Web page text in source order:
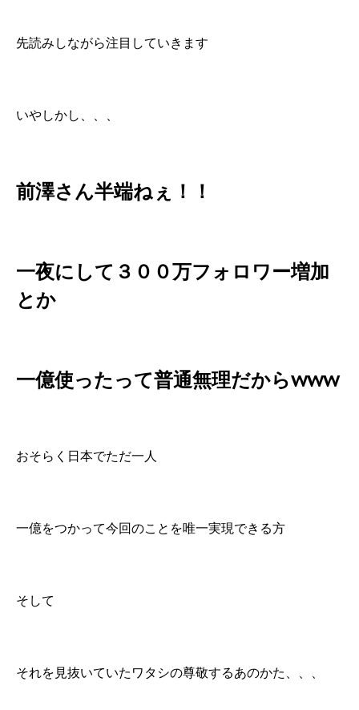
先読みしながら注目していきます
いやしかし、、、
前澤さん半端ねぇ！！
一夜にして３００万フォロワー増加
とか
一億使ったって普通無理だからwww
おそらく日本でただ一人
一億をつかって今回のことを唯一実現できる方
そして
それを見抜いていたワタシの尊敬するあのかた、、、